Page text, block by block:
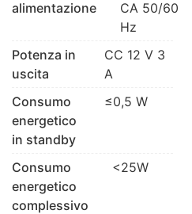
alimentazione
CA 50/60
Hz
Potenza in
uscita
CC 12 V 3
A
Consumo
energetico
in standby
≤0,5 W
Consumo
energetico
complessivo
<25W